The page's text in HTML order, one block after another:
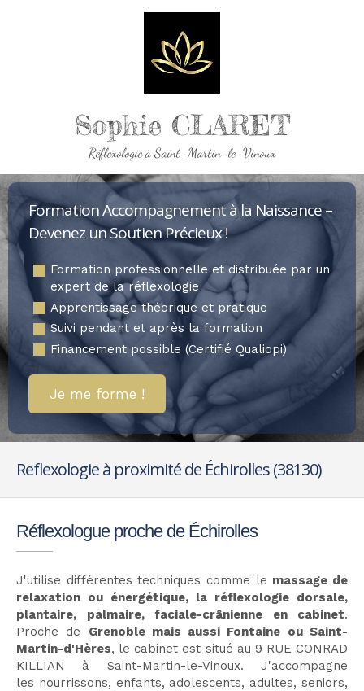
Sophie CLARET
Réflexologie à Saint-Martin-le-Vinoux
Formation Accompagnement à la Naissance –
Devenez un Soutien Précieux !
Formation professionnelle et distribuée par un
expert de la réflexologie
Apprentissage théorique et pratique
Suivi pendant et après la formation
Financement possible (Certifié Qualiopi)
Je me forme !
Reflexologie à proximité de Échirolles (38130)
Réflexologue proche de Échirolles
J'utilise différentes techniques comme le massage de
relaxation ou énergétique, la réflexologie dorsale,
plantaire, palmaire, faciale-crânienne en cabinet.
Proche de Grenoble mais aussi Fontaine ou Saint-
Martin-d'Hères, le cabinet est situé au 9 RUE CONRAD
KILLIAN à Saint-Martin-le-Vinoux. J'accompagne
les nourrissons, enfants, adolescents, adultes, seniors,